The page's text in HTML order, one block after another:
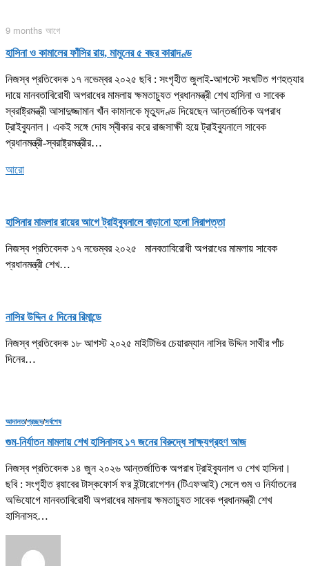
9 months আগে
হাসিনা ও কামালের ফাঁসির রায়, মামুনের ৫ বছর কারাদণ্ড
নিজস্ব প্রতিবেদক ১৭ নভেম্বর ২০২৫ ছবি : সংগৃহীত জুলাই-আগস্টে সংঘটিত গণহত্যার
দায়ে মানবতাবিরোধী অপরাধের মামলায় ক্ষমতাচ্যুত প্রধানমন্ত্রী শেখ হাসিনা ও সাবেক
স্বরাষ্ট্রমন্ত্রী আসাদুজ্জামান খাঁন কামালকে মৃত্যুদণ্ড দিয়েছেন আন্তর্জাতিক অপরাধ
ট্রাইব্যুনাল। একই সঙ্গে দোষ স্বীকার করে রাজসাক্ষী হয়ে ট্রাইব্যুনালে সাবেক
প্রধানমন্ত্রী-স্বরাষ্ট্রমন্ত্রীর…
আরো
হাসিনার মামলার রায়ের আগে ট্রাইব্যুনালে বাড়ানো হলো নিরাপত্তা
নিজস্ব প্রতিবেদক ১৭ নভেম্বর ২০২৫ মানবতাবিরোধী অপরাধের মামলায় সাবেক
প্রধানমন্ত্রী শেখ…
নাসির উদ্দিন ৫ দিনের রিমান্ডে
নিজস্ব প্রতিবেদক ১৮ আগস্ট ২০২৫ মাইটিভির চেয়ারম্যান নাসির উদ্দিন সাথীর পাঁচ
দিনের…
আদালত/প্রচ্ছদ/সর্বশেষ
গুম-নির্যাতন মামলায় শেখ হাসিনাসহ ১৭ জনের বিরুদ্ধে সাক্ষ্যগ্রহণ আজ
নিজস্ব প্রতিবেদক ১৪ জুন ২০২৬ আন্তর্জাতিক অপরাধ ট্রাইব্যুনাল ও শেখ হাসিনা।
ছবি : সংগৃহীত র‍্যাবের টাস্কফোর্স ফর ইন্টারোগেশন (টিএফআই) সেলে গুম ও নির্যাতনের
অভিযোগে মানবতাবিরোধী অপরাধের মামলায় ক্ষমতাচ্যুত সাবেক প্রধানমন্ত্রী শেখ
হাসিনাসহ…